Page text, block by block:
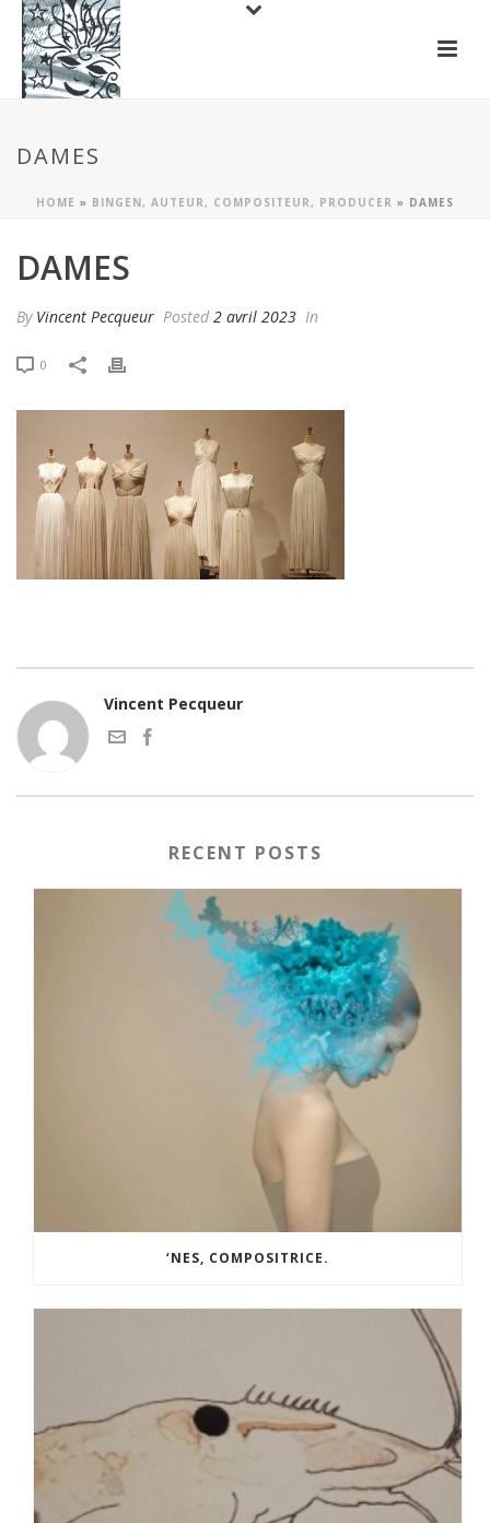
DAMES
HOME » BINGEN, AUTEUR, COMPOSITEUR, PRODUCER » DAMES
DAMES
By Vincent Pecqueur Posted 2 avril 2023 In
0
Vincent Pecqueur
RECENT POSTS
‘NES, COMPOSITRICE.